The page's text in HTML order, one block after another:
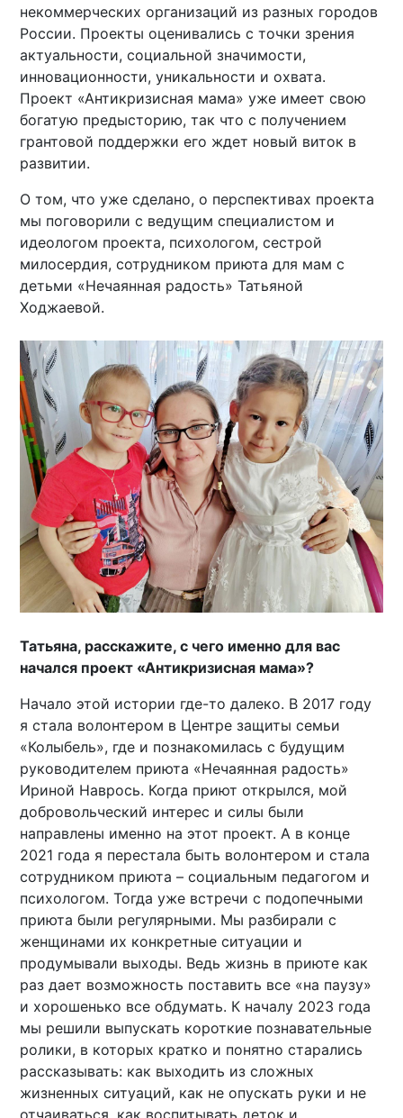
некоммерческих организаций из разных городов
России. Проекты оценивались с точки зрения
актуальности, социальной значимости,
инновационности, уникальности и охвата.
Проект «Антикризисная мама» уже имеет свою
богатую предысторию, так что с получением
грантовой поддержки его ждет новый виток в
развитии.
О том, что уже сделано, о перспективах проекта
мы поговорили с ведущим специалистом и
идеологом проекта, психологом, сестрой
милосердия, сотрудником приюта для мам с
детьми «Нечаянная радость» Татьяной
Ходжаевой.
Татьяна, расскажите, с чего именно для вас
начался проект «Антикризисная мама»?
Начало этой истории где-то далеко. В 2017 году
я стала волонтером в Центре защиты семьи
«Колыбель», где и познакомилась с будущим
руководителем приюта «Нечаянная радость»
Ириной Наврось. Когда приют открылся, мой
добровольческий интерес и силы были
направлены именно на этот проект. А в конце
2021 года я перестала быть волонтером и стала
сотрудником приюта – социальным педагогом и
психологом. Тогда уже встречи с подопечными
приюта были регулярными. Мы разбирали с
женщинами их конкретные ситуации и
продумывали выходы. Ведь жизнь в приюте как
раз дает возможность поставить все «на паузу»
и хорошенько все обдумать. К началу 2023 года
мы решили выпускать короткие познавательные
ролики, в которых кратко и понятно старались
рассказывать: как выходить из сложных
жизненных ситуаций, как не опускать руки и не